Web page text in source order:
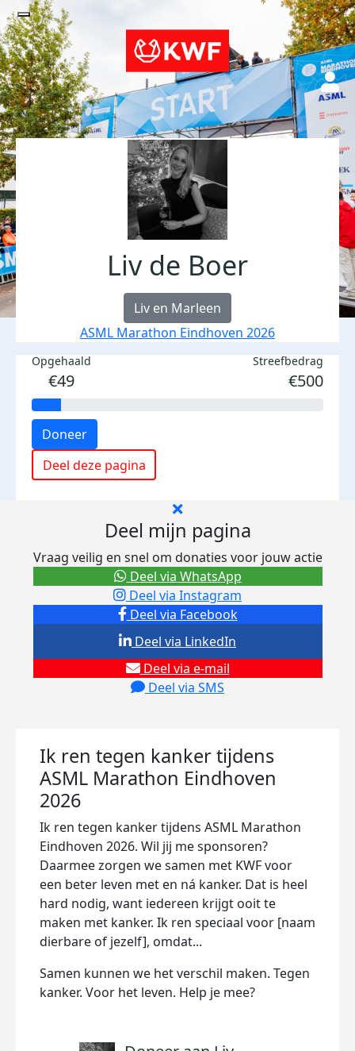
Liv de Boer
Liv en Marleen
ASML Marathon Eindhoven 2026
Opgehaald
€49
Streefbedrag
€500
Doneer
Deel deze pagina
Deel mijn pagina
Vraag veilig en snel om donaties voor jouw actie
Deel via Facebook
Deel via Instagram
Deel via e-mail
Deel via SMS
Deel via LinkedIn
Deel via WhatsApp
Ik ren tegen kanker tijdens
ASML Marathon Eindhoven
2026
Ik ren tegen kanker tijdens ASML Marathon
Eindhoven 2026. Wil jij me sponsoren?
Daarmee zorgen we samen met KWF voor
een beter leven met en ná kanker. Dat is heel
hard nodig, want iedereen krijgt ooit te
maken met kanker. Ik ren speciaal voor [naam
dierbare of jezelf], omdat...
Samen kunnen we het verschil maken. Tegen
kanker. Voor het leven. Help je mee?